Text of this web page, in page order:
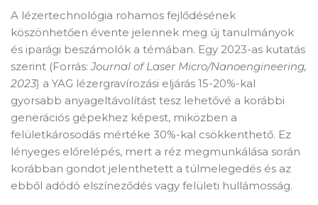
A lézertechnológia rohamos fejlődésének
köszönhetően évente jelennek meg új tanulmányok
és iparági beszámolók a témában. Egy 2023-as kutatás
szerint (Forrás:Journal of Laser Micro/Nanoengineering,
2023) a YAG lézergravírozási eljárás 15-20%-kal
gyorsabb anyageltávolítást tesz lehetővé a korábbi
generációs gépekhez képest, miközben a
felületkárosodás mértéke 30%-kal csökkenthető. Ez
lényeges előrelépés, mert a réz megmunkálása során
korábban gondot jelenthetett a túlmelegedés és az
ebből adódó elszíneződés vagy felületi hullámosság.